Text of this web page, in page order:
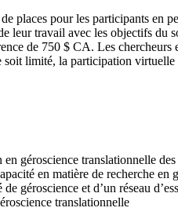
places pour les participants en
leur travail avec les objectifs
de 750 $ CA. Les
soit limité, la participation
géroscience translationnelle
en matière de recherche en
géroscience et d’un réseau
translationnelle